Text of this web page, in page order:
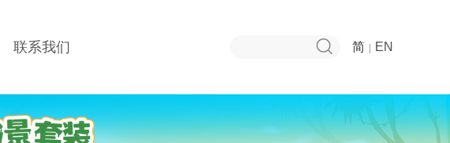
联系我们 简 EN